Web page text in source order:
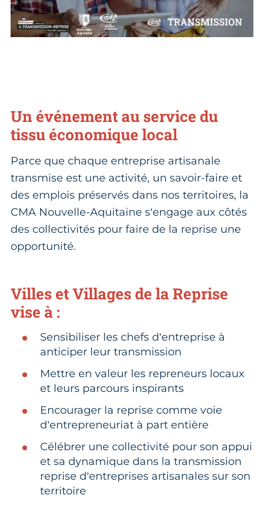
Un événement au service du
tissu économique local
Parce que chaque entreprise artisanale
transmise est une activité, un savoir-faire et
des emplois préservés dans nos territoires, la
CMA Nouvelle-Aquitaine s’engage aux côtés
des collectivités pour faire de la reprise une
opportunité.
Villes et Villages de la Reprise
vise à :
Sensibiliser les chefs d’entreprise à
anticiper leur transmission
Mettre en valeur les repreneurs locaux
et leurs parcours inspirants
Encourager la reprise comme voie
d’entrepreneuriat à part entière
Célébrer une collectivité pour son appui
et sa dynamique dans la transmission
reprise d’entreprises artisanales sur son
territoire